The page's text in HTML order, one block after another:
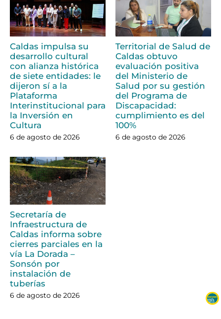
Caldas impulsa su
desarrollo cultural
con alianza histórica
de siete entidades: le
dijeron sí a la
Plataforma
Interinstitucional para
la Inversión en
Cultura
6 de agosto de 2026
Territorial de Salud de
Caldas obtuvo
evaluación positiva
del Ministerio de
Salud por su gestión
del Programa de
Discapacidad:
cumplimiento es del
100%
6 de agosto de 2026
Secretaría de
Infraestructura de
Caldas informa sobre
cierres parciales en la
vía La Dorada –
Sonsón por
instalación de
tuberías
6 de agosto de 2026